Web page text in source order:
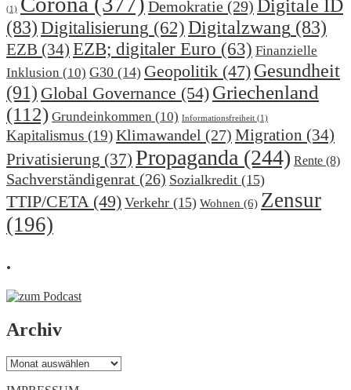
(1) Demokratie (29) Digitale ID
(83) Digitalisierung (62) Digitalzwang (83)
EZB (34) EZB; digitaler Euro (63) Finanzielle
Inklusion (10) G30 (14) Geopolitik (47) Gesundheit
(91) Global Governance (54) Griechenland
(112) Grundeinkommen (10) Informationsfreiheit (1)
Kapitalismus (19)Klimawandel (27) Migration (34)
Privatisierung (37) Propaganda (244) Rente (8)
Sachverständigenrat (26) Sozialkredit (15)
TTIP/CETA(49) Verkehr (15) Wohnen (6) Zensur
(196)
.
Archiv
Archiv